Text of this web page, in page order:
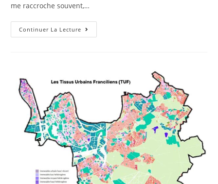
me raccroche souvent,…
Continuer La Lecture